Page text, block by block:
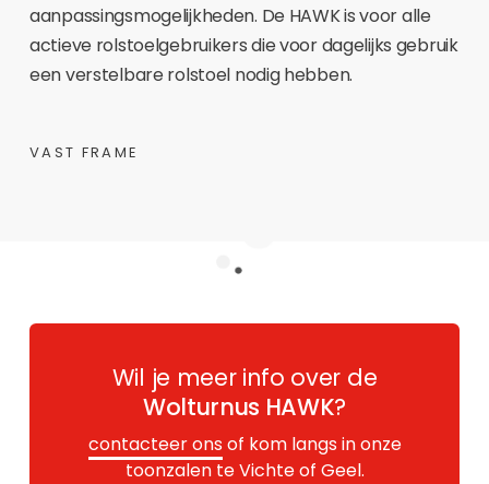
aanpassingsmogelijkheden. De HAWK is voor alle
actieve rolstoelgebruikers die voor dagelijks gebruik
een verstelbare rolstoel nodig hebben.
VAST FRAME
Wil je meer info over de
Wolturnus HAWK?
contacteer ons of kom langs in onze
toonzalen te Vichte of Geel.